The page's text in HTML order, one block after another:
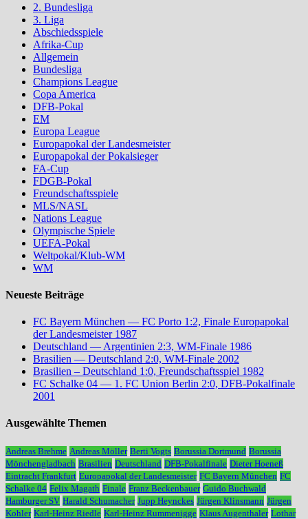
2. Bundesliga
3. Liga
Abschiedsspiele
Afrika-Cup
Allgemein
Bundesliga
Champions League
Copa America
DFB-Pokal
EM
Europa League
Europapokal der Landesmeister
Europapokal der Pokalsieger
FA-Cup
FDGB-Pokal
Freundschaftsspiele
MLS/NASL
Nations League
Olympische Spiele
UEFA-Pokal
Weltpokal/Klub-WM
WM
Neueste Beiträge
FC Bayern München — FC Porto 1:2, Finale Europapokal
der Landesmeister 1987
Deutschland — Argentinien 2:3, WM-Finale 1986
Brasilien — Deutschland 2:0, WM-Finale 2002
Brasilien – Deutschland 1:0, Freundschaftsspiel 1982
FC Schalke 04 — 1. FC Union Berlin 2:0, DFB-Pokalfinale
2001
Ausgewählte Themen
Andreas Brehme Andreas Möller Berti Vogts Borussia Dortmund Borussia
Mönchengladbach Brasilien Deutschland DFB-Pokalfinale Dieter Hoeneß
Eintracht Frankfurt Europapokal der Landesmeister FC Bayern München FC
Schalke 04 Felix Magath Finale Franz Beckenbauer Guido Buchwald
Hamburger SV Harald Schumacher Jupp Heynckes Jürgen Klinsmann Jürgen
Kohler Karl-Heinz Riedle Karl-Heinz Rummenigge Klaus Augenthaler Lothar